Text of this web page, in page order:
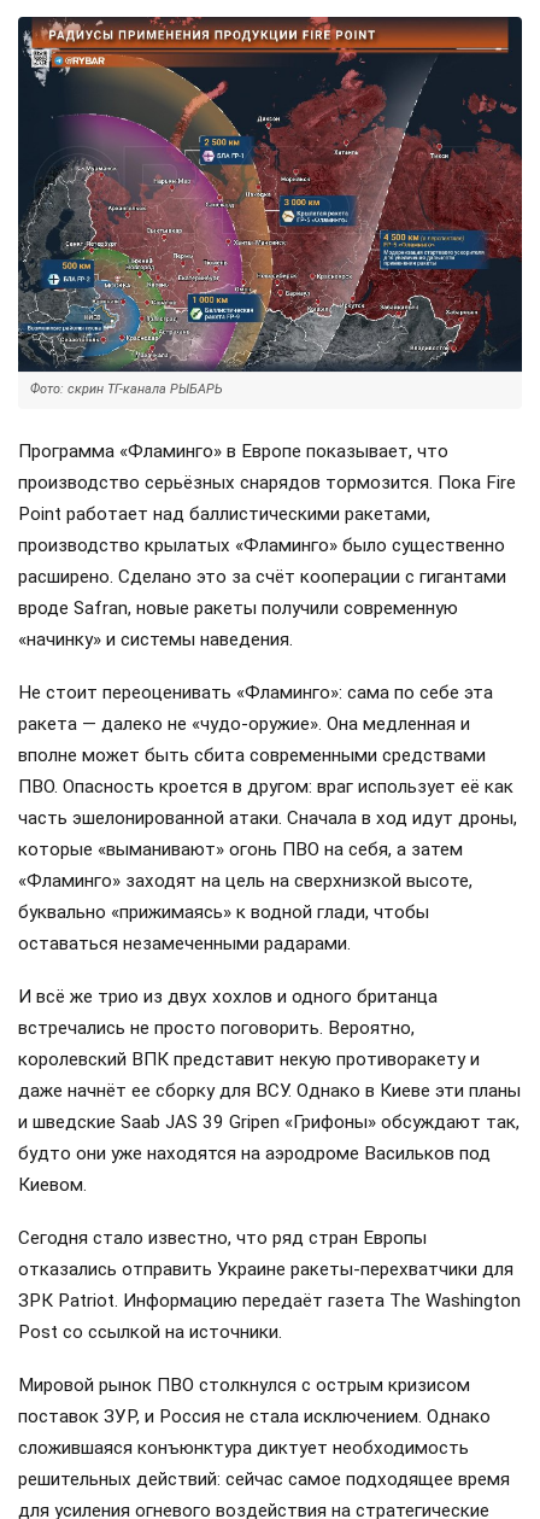
Фото: скрин ТГ-канала РЫБАРЬ
Программа «Фламинго» в Европе показывает, что
производство серьёзных снарядов тормозится. Пока Fire
Point работает над баллистическими ракетами,
производство крылатых «Фламинго» было существенно
расширено. Сделано это за счёт кооперации с гигантами
вроде Safran, новые ракеты получили современную
«начинку» и системы наведения.
Не стоит переоценивать «Фламинго»: сама по себе эта
ракета — далеко не «чудо-оружие». Она медленная и
вполне может быть сбита современными средствами
ПВО. Опасность кроется в другом: враг использует её как
часть эшелонированной атаки. Сначала в ход идут дроны,
которые «выманивают» огонь ПВО на себя, а затем
«Фламинго» заходят на цель на сверхнизкой высоте,
буквально «прижимаясь» к водной глади, чтобы
оставаться незамеченными радарами.
И всё же трио из двух хохлов и одного британца
встречались не просто поговорить. Вероятно,
королевский ВПК представит некую противоракету и
даже начнёт ее сборку для ВСУ. Однако в Киеве эти планы
и шведские Saab JAS 39 Gripen «Грифоны» обсуждают так,
будто они уже находятся на аэродроме Васильков под
Киевом.
Сегодня стало известно, что ряд стран Европы
отказались отправить Украине ракеты-перехватчики для
ЗРК Patriot. Информацию передаёт газета The Washington
Post со ссылкой на источники.
Мировой рынок ПВО столкнулся с острым кризисом
поставок ЗУР, и Россия не стала исключением. Однако
сложившаяся конъюнктура диктует необходимость
решительных действий: сейчас самое подходящее время
для усиления огневого воздействия на стратегические